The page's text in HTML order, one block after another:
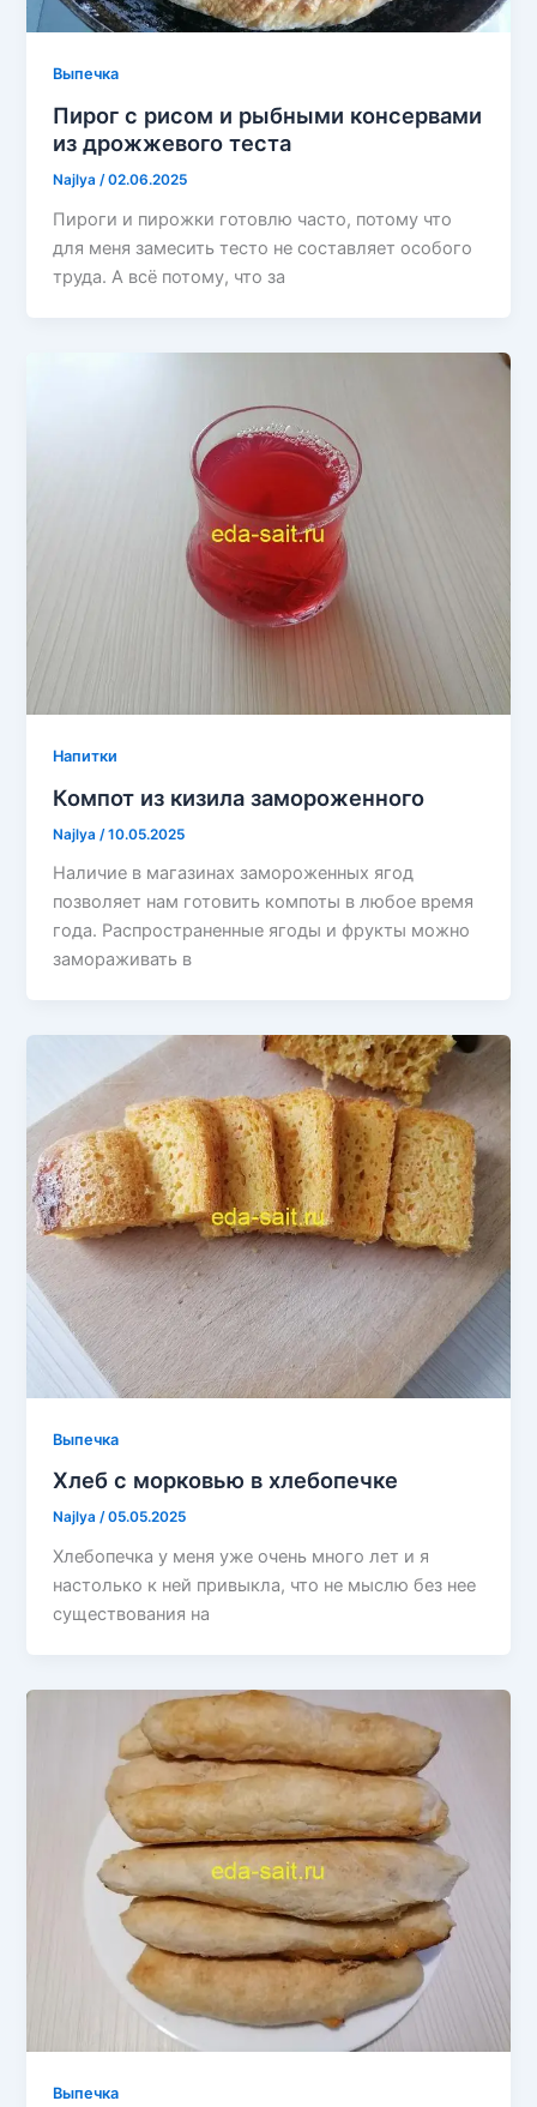
Выпечка
Пирог с рисом и рыбными консервами
из дрожжевого теста
Najlya/02.06.2025
Пироги и пирожки готовлю часто, потому что
для меня замесить тесто не составляет особого
труда. А всё потому, что за
Напитки
Компот из кизила замороженного
Najlya /10.05.2025
Наличие в магазинах замороженных ягод
позволяет нам готовить компоты в любое время
года. Распространенные ягоды и фрукты можно
замораживать в
Выпечка
Хлеб с морковью в хлебопечке
Najlya/05.05.2025
Хлебопечка у меня уже очень много лет и я
настолько к ней привыкла, что не мыслю без нее
существования на
Выпечка